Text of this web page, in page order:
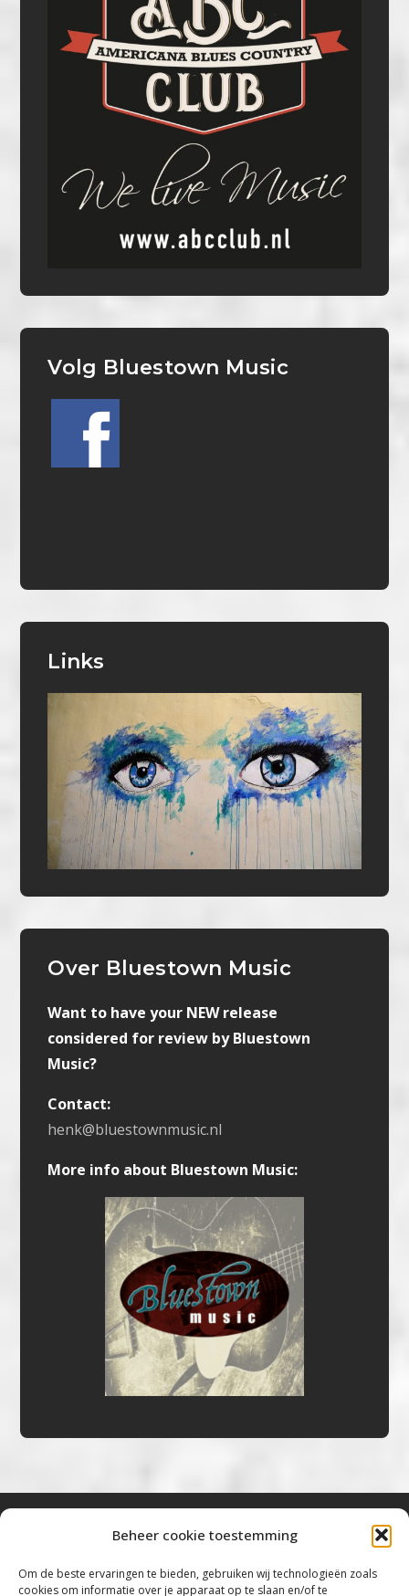
Beheer cookie toestemming
Om de beste ervaringen te bieden, gebruiken wij technologieën zoals
cookies om informatie over je apparaat op te slaan en/of te
Volg Bluestown Music
Links
Over Bluestown Music
Want to have your NEW release
considered for review by Bluestown
Music?
Contact:
henk@bluestownmusic.nl
More info about Bluestown Music: